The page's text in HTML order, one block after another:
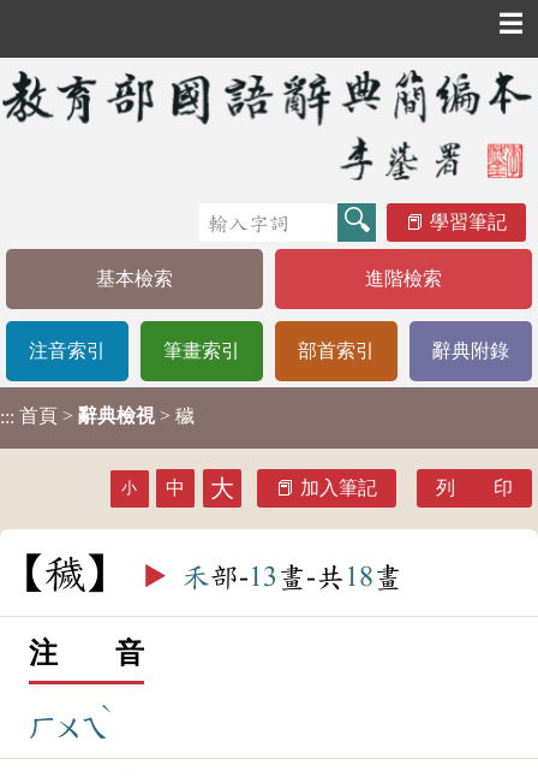
☰
學習筆記
基本檢索 進階檢索
注音索引 筆畫索引 部首索引 辭典附錄
::: 首頁 > 辭典檢視 > 穢
小 中 大 加入筆記 列 印
穢 ▶️ 禾部-13 畫-共 18畫
注 音
ㄏㄨㄟ
ˋ